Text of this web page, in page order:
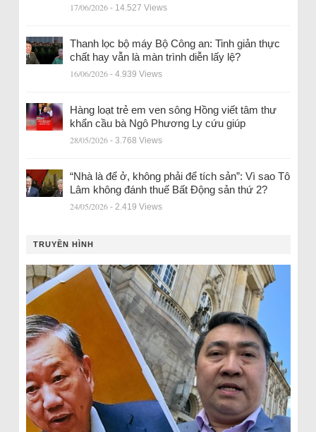
17/06/2026 - 14.527 Views
Thanh lọc bộ máy Bộ Công an: Tinh giản thực
chất hay vẫn là màn trình diễn lấy lệ?
16/06/2026 - 4.939 Views
Hàng loạt trẻ em ven sông Hồng viết tâm thư
khẩn cầu bà Ngô Phương Ly cứu giúp
28/05/2026 - 3.768 Views
“Nhà là để ở, không phải để tích sản”: Vì sao Tô
Lâm không đánh thuế Bất Động sản thứ 2?
24/05/2026 - 2.419 Views
TRUYỀN HÌNH